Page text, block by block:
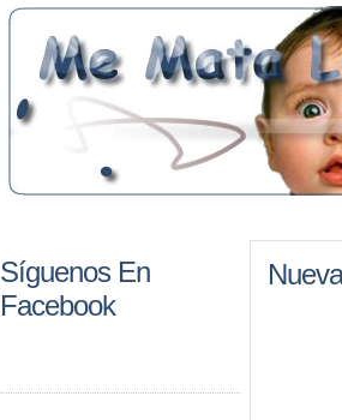
Síguenos En
Facebook